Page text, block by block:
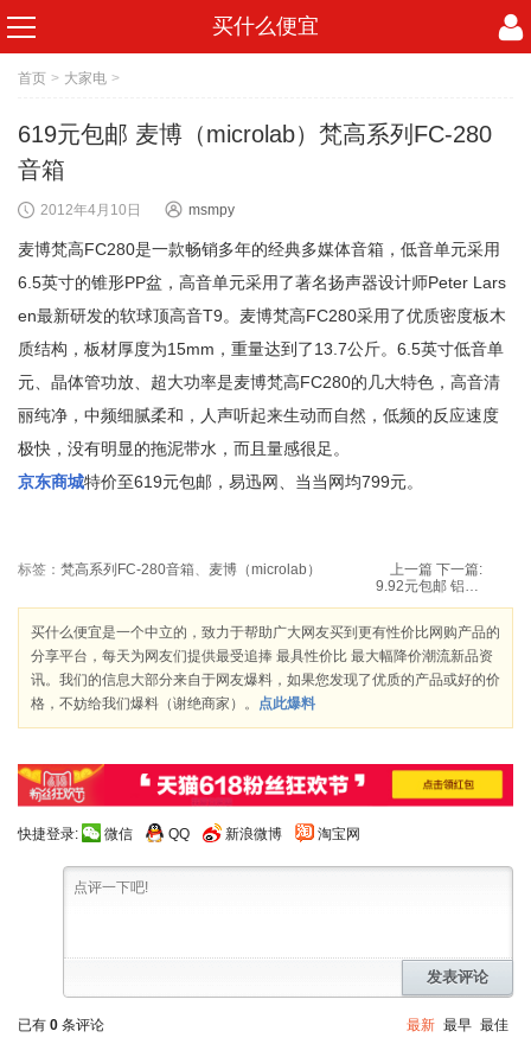
买什么便宜
首页 > 大家电 >
619元包邮 麦博（microlab）梵高系列FC-280
音箱
2012年4月10日 msmpy
麦博梵高FC280是一款畅销多年的经典多媒体音箱，低音单元采用
6.5英寸的锥形PP盆，高音单元采用了著名扬声器设计师Peter Lars
en最新研发的软球顶高音T9。麦博梵高FC280采用了优质密度板木
质结构，板材厚度为15mm，重量达到了13.7公斤。6.5英寸低音单
元、晶体管功放、超大功率是麦博梵高FC280的几大特色，高音清
丽纯净，中频细腻柔和，人声听起来生动而自然，低频的反应速度
极快，没有明显的拖泥带水，而且量感很足。
京东商城特价至619元包邮，易迅网、当当网均799元。
标签： 梵高系列FC-280音箱、 麦博（microlab） 上一篇 下一篇:
9.92元包邮 铝箔 双层加厚 防晒遮阳前挡
买什么便宜是一个中立的，致力于帮助广大网友买到更有性价比网购产品的
分享平台，每天为网友们提供最受追捧 最具性价比 最大幅降价潮流新品资
讯。我们的信息大部分来自于网友爆料，如果您发现了优质的产品或好的价
格，不妨给我们爆料（谢绝商家）。 点此爆料
快捷登录: 微信 QQ 新浪微博 淘宝网
发表评论
已有 0 条评论 最新 最早 最佳